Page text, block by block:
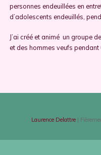
personnes endeuillées en
d’adolescents endeuillés,
J’ai créé et animé un groupe
et des hommes veufs pendant
Laurence Delattre|